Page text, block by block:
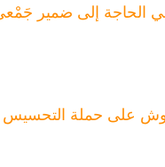
الحاجة إلى ضمير
على حملة التحسيس